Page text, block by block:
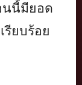
นี้มียอด
รียบร้อย